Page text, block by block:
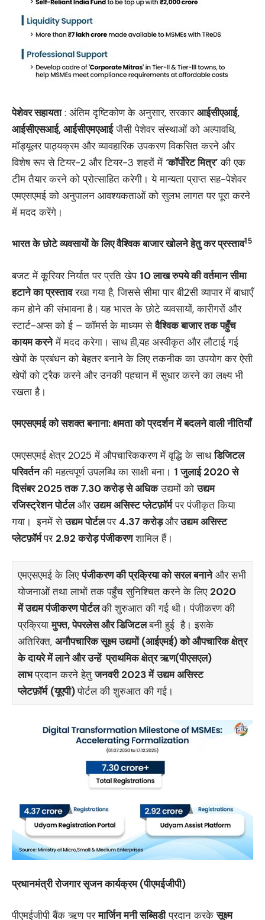
पेशेवर सहायता: अंतिम दृष्टिकोण के अनुसार, सरकारआईसीएआई,
आईसीएसआई, आईसीएमएआईजैसी पेशेवर संस्थाओं को अल्‍पावधि,
मॉड्यूलर पाठ्यक्रम और व्यावहारिक उपकरण विकसित करने और
विशेष रूप से टियर-2 और टियर-3 शहरों में ‘कॉर्पोरेट मित्र’की एक
टीम तैयार करने को प्रोत्साहित करेगी। ये मान्यता प्राप्त सह-पेशेवर
एमएसएमई को अनुपालन आवश्यकताओं को सुलभ लागत पर पूरा करने
में मदद करेंगे।
भारत के छोटे व्यवसायों के लिए वैश्विक बाजार खोलने हेतु कर प्रस्ताव15
बजट में कूरियर निर्यात पर प्रति खेप 10लाख रुपये की वर्तमान सीमा
हटाने का प्रस्तावरखा गया है, जिससे सीमा पार बी2सी व्यापार में बाधाएँ
कम होने की संभावना है। यह भारत के छोटे व्यवसायों, कारीगरों और
स्टार्ट-अप्स को ई – कॉमर्स के माध्‍यम सेवैश्विक बाजार तक पहुँच
कायम करनेमें मदद करेगा। साथ ही,यह अस्वीकृत और लौटाई गई
खेपों के प्रबंधन को बेहतर बनाने के लिए तकनीक का उपयोग कर ऐसी
खेपों को ट्रैक करने और उनकी पहचान में सुधार करने का लक्ष्य भी
रखता है।
एमएसएमई को सशक्त बनाना: क्षमता को प्रदर्शन में बदलने वाली नीतियाँ
एमएसएमई क्षेत्र 2025 में औपचारिककरण में वृद्धि के साथडिजिटल
परिवर्तनकी महत्‍वपूर्ण उपलब्धि का साक्षी बना। 1 जुलाई 2020 से
दिसंबर 2025 तक 7.30 करोड़ से अधिकउद्यमों कोउद्यम
रजिस्‍ट्रेशन पोर्टलऔरउद्यम असिस्ट प्लेटफ़ॉर्मपर पंजीकृत किया
गया। इनमें सेउद्यम पोर्टलपर 4.37 करोड़औरउद्यम असिस्ट
प्लेटफ़ॉर्मपर 2.92 करोड़ पंजीकरणशामिल हैं।
एमएसएमई के लिएपंजीकरण की प्रक्रिया को सरल बनानेऔर सभी
योजनाओं तथा लाभों तक पहुँच सुनिश्चित करने के लिए 2020
में उद्यम पंजीकरण पोर्टलकी शुरुआत की गई थी। पंजीकरण की
प्रक्रियामुफ्त, पेपरलेस और डिजिटलबनी हुई है। इसके
अतिरिक्त, अनौपचारिक सूक्ष्म उद्यमों (आईएमई) को औपचारिक क्षेत्र
के दायरे में लाने और उन्‍हें प्राथमिक क्षेत्र ऋण(पीएसएल)
लाभप्रदान करने हेतुजनवरी2023 में उद्यम असिस्ट
प्लेटफ़ॉर्म (यूएपी)पोर्टल की शुरुआत की गई।
प्रधानमंत्री रोजगार सृजन कार्यक्रम (पीएमईजीपी)
पीएमईजीपी बैंक ऋण परमार्जिन मनी सब्सिडीप्रदान करकेसूक्ष्म